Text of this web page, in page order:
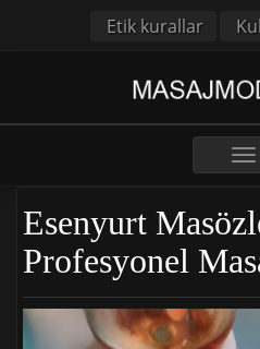
Etik kurallar
Esenyurt
Profesyonel